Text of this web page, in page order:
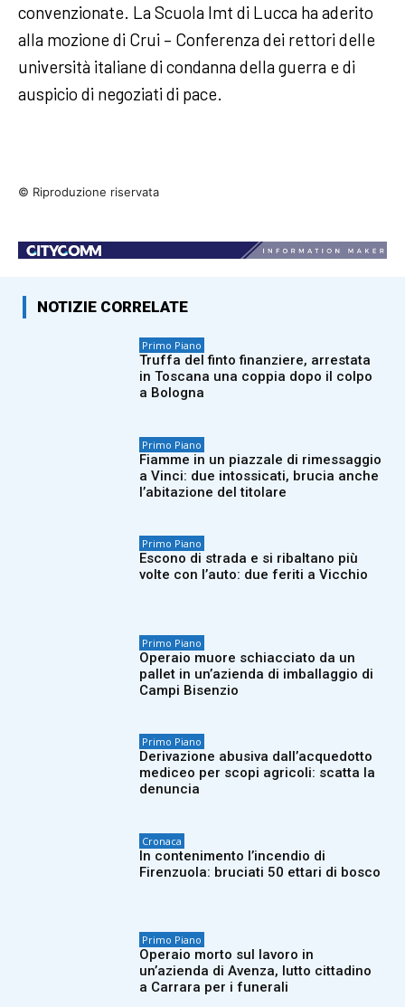
convenzionate. La Scuola Imt di Lucca ha aderito
alla mozione di Crui – Conferenza dei rettori delle
università italiane di condanna della guerra e di
auspicio di negoziati di pace.
© Riproduzione riservata
NOTIZIE CORRELATE
Primo Piano
Truffa del finto finanziere, arrestata
in Toscana una coppia dopo il colpo
a Bologna
Primo Piano
Fiamme in un piazzale di rimessaggio
a Vinci: due intossicati, brucia anche
l’abitazione del titolare
Primo Piano
Escono di strada e si ribaltano più
volte con l’auto: due feriti a Vicchio
Primo Piano
Operaio muore schiacciato da un
pallet in un’azienda di imballaggio di
Campi Bisenzio
Primo Piano
Derivazione abusiva dall’acquedotto
mediceo per scopi agricoli: scatta la
denuncia
Cronaca
In contenimento l’incendio di
Firenzuola: bruciati 50 ettari di bosco
Primo Piano
Operaio morto sul lavoro in
un’azienda di Avenza, lutto cittadino
a Carrara per i funerali